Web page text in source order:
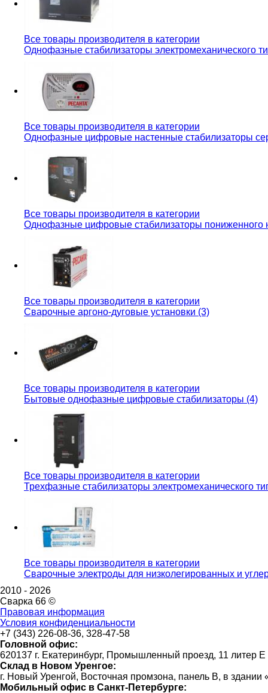
Все товары производителя в категории
Однофазные стабилизаторы электромеханического
Все товары производителя в категории
Однофазные цифровые настенные стабилизаторы
Все товары производителя в категории
Однофазные цифровые стабилизаторы пониженного
Все товары производителя в категории
Сварочные аргоно-дуговые установки (3)
Все товары производителя в категории
Бытовые однофазные цифровые стабилизаторы (4)
Все товары производителя в категории
Трехфазные стабилизаторы электромеханического
Все товары производителя в категории
Сварочные электроды для низколегированных и
2010 - 2026
Сварка 66 ©
Правовая информация
Условия конфиденциальности
+7 (343) 226-08-36, 328-47-58
Головной офис:
620137 г. Екатеринбург, Промышленный проезд, 11 литер Е
Склад в Новом Уренгое:
г. Новый Уренгой, Восточная промзона, панель В, в
Мобильный офис в Санкт-Петербурге: